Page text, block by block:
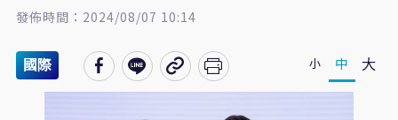
發佈時間：2024/08/07 10:14
國際 小 中 大